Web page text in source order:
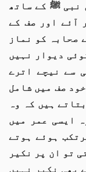
نبی ﷺ کے ساتھ
آئے اور صف کے
صحابہ کو نماز
دیوار نہیں
سے نیچے اترے
صف میں شامل
ہیں کہ وہ
ایسی عمر میں
ہوئے ہوتے
تو ان پر نکیر
بھی نکیر نہیں